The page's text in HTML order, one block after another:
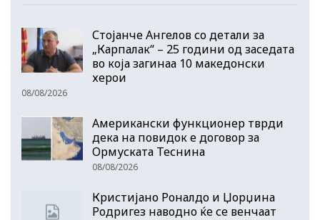
Стојанче Ангелов со детали за
„Карпалак“ – 25 години од заседата
во која загинаа 10 македонски
херои
08/08/2026
Американски функционер тврди
дека на повидок е договор за
Ормуската Теснина
08/08/2026
Кристијано Роналдо и Џорџина
Родригез наводно ќе се венчаат